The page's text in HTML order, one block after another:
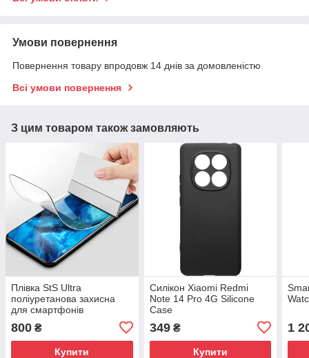
Умови повернення
Повернення товару впродовж 14 днів за домовленістю
Всі умови повернення
З цим товаром також замовляють
Плівка StS Ultra
поліуретанова захисна
для смартфонів
800 ₴
Купити
Силікон Xiaomi Redmi
Note 14 Pro 4G Silicone
Case
349₴
Купити
1